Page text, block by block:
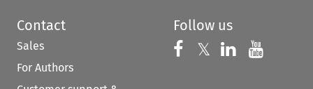
Contact
Sales
For Authors
Follow us
Follow us on
𝕏 Follow us on
Follow us